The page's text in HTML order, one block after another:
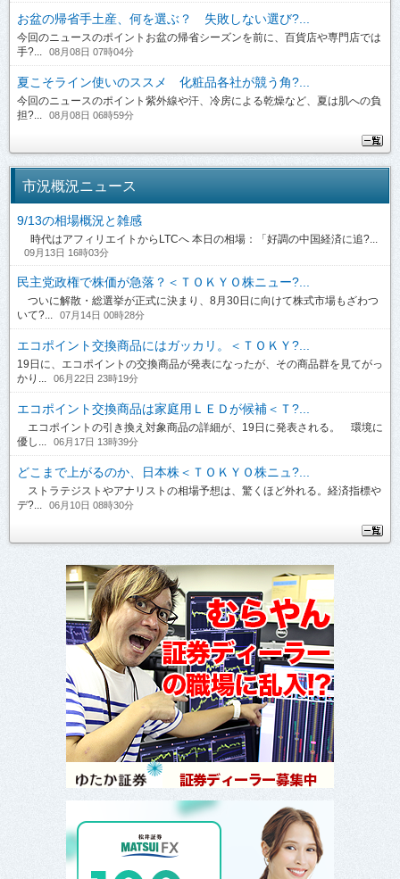
お盆の帰省手土産、何を選ぶ？ 失敗しない選び?...
今回のニュースのポイントお盆の帰省シーズンを前に、百貨店や専門店では
手?...
08月08日 07時04分
夏こそライン使いのススメ 化粧品各社が競う角?...
今回のニュースのポイント紫外線や汗、冷房による乾燥など、夏は肌への負
担?...
08月08日 06時59分
市況概況ニュース
9/13の相場概況と雑感
時代はアフィリエイトからLTCへ 本日の相場：「好調の中国経済に追?...
09月13日 16時03分
民主党政権で株価が急落？＜ＴＯＫＹＯ株ニュー?...
ついに解散・総選挙が正式に決まり、8月30日に向けて株式市場もざわつ
いて?...
07月14日 00時28分
エコポイント交換商品にはガッカリ。＜ＴＯＫＹ?...
19日に、エコポイントの交換商品が発表になったが、その商品群を見てがっ
かり...
06月22日 23時19分
エコポイント交換商品は家庭用ＬＥＤが候補＜Ｔ?...
エコポイントの引き換え対象商品の詳細が、19日に発表される。 環境に
優し...
06月17日 13時39分
どこまで上がるのか、日本株＜ＴＯＫＹＯ株ニュ?...
ストラテジストやアナリストの相場予想は、驚くほど外れる。経済指標や
デ?...
06月10日 08時30分